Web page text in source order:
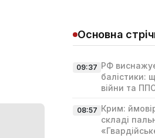
Основна
09:37 РФ
балістики:
війни та
08:57 Крим:
складі